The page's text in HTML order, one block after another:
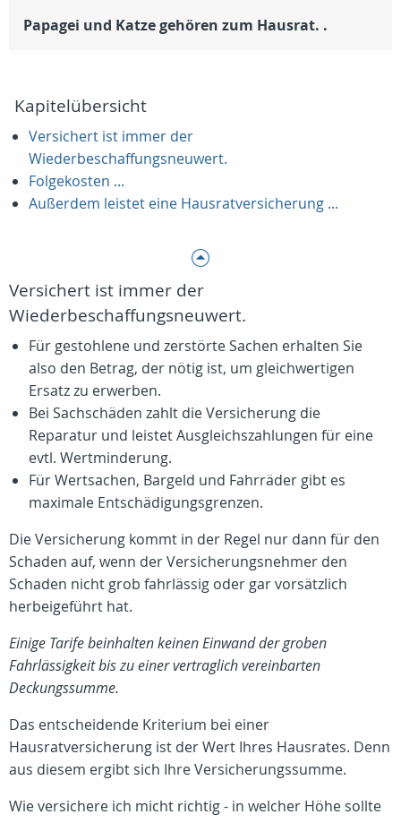
Papagei und Katze gehören zum Hausrat. .
Kapitelübersicht
Versichert ist immer der
Wiederbeschaffungsneuwert.
Folgekosten ...
Außerdem leistet eine Hausratversicherung ...
Versichert ist immer der
Wiederbeschaffungsneuwert.
Für gestohlene und zerstörte Sachen erhalten Sie
also den Betrag, der nötig ist, um gleichwertigen
Ersatz zu erwerben.
Bei Sachschäden zahlt die Versicherung die
Reparatur und leistet Ausgleichszahlungen für eine
evtl. Wertminderung.
Für Wertsachen, Bargeld und Fahrräder gibt es
maximale Entschädigungsgrenzen.
Die Versicherung kommt in der Regel nur dann für den
Schaden auf, wenn der Versicherungsnehmer den
Schaden nicht grob fahrlässig oder gar vorsätzlich
herbeigeführt hat.
Einige Tarife beinhalten keinen Einwand der groben
Fahrlässigkeit bis zu einer vertraglich vereinbarten
Deckungssumme.
Das entscheidende Kriterium bei einer
Hausratversicherung ist der Wert Ihres Hausrates. Denn
aus diesem ergibt sich Ihre Versicherungssumme.
Wie versichere ich micht richtig - in welcher Höhe sollte